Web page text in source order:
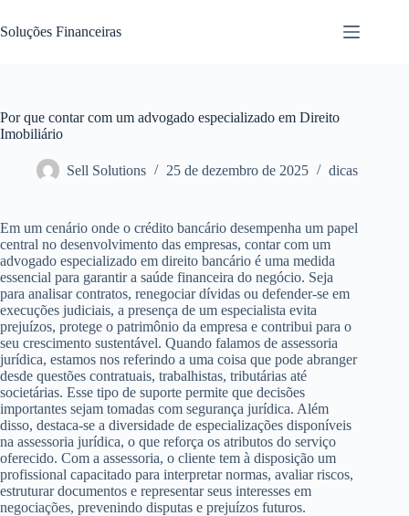
para
o
Soluções Financeiras
Por que contar com um advogado especializado em Direito
Imobiliário
Sell Solutions 25 de dezembro de 2025 dicas
Em um cenário onde o crédito bancário desempenha um papel
central no desenvolvimento das empresas, contar com um
advogado especializado em direito bancário é uma medida
essencial para garantir a saúde financeira do negócio. Seja
para analisar contratos, renegociar dívidas ou defender-se em
execuções judiciais, a presença de um especialista evita
prejuízos, protege o patrimônio da empresa e contribui para o
seu crescimento sustentável. Quando falamos de assessoria
jurídica, estamos nos referindo a uma coisa que pode abranger
desde questões contratuais, trabalhistas, tributárias até
societárias. Esse tipo de suporte permite que decisões
importantes sejam tomadas com segurança jurídica. Além
disso, destaca-se a diversidade de especializações disponíveis
na assessoria jurídica, o que reforça os atributos do serviço
oferecido. Com a assessoria, o cliente tem à disposição um
profissional capacitado para interpretar normas, avaliar riscos,
estruturar documentos e representar seus interesses em
negociações, prevenindo disputas e prejuízos futuros.